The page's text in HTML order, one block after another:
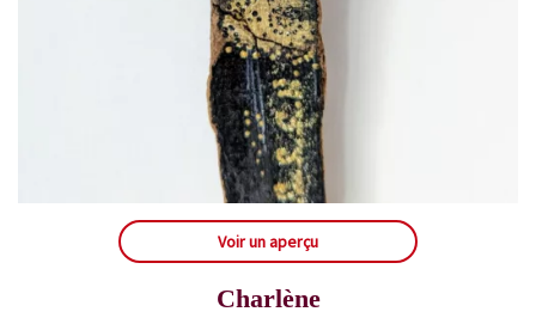
Voir un aperçu
Charlène